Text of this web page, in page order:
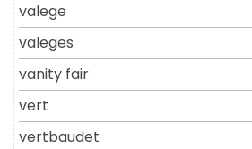
valege
valeges
vanity fair
vert
vertbaudet